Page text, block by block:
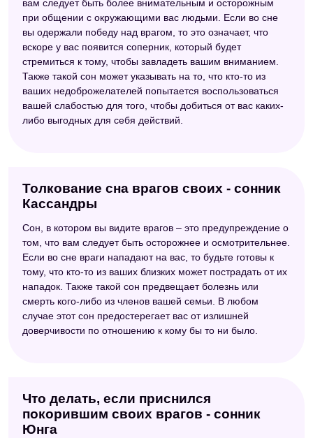
вам следует быть более внимательным и осторожным
при общении с окружающими вас людьми. Если во сне
вы одержали победу над врагом, то это означает, что
вскоре у вас появится соперник, который будет
стремиться к тому, чтобы завладеть вашим вниманием.
Также такой сон может указывать на то, что кто-то из
ваших недоброжелателей попытается воспользоваться
вашей слабостью для того, чтобы добиться от вас каких-
либо выгодных для себя действий.
Толкование сна врагов своих - сонник
Кассандры
Сон, в котором вы видите врагов – это предупреждение о
том, что вам следует быть осторожнее и осмотрительнее.
Если во сне враги нападают на вас, то будьте готовы к
тому, что кто-то из ваших близких может пострадать от их
нападок. Также такой сон предвещает болезнь или
смерть кого-либо из членов вашей семьи. В любом
случае этот сон предостерегает вас от излишней
доверчивости по отношению к кому бы то ни было.
Что делать, если приснился
покорившим своих врагов - сонник
Юнга